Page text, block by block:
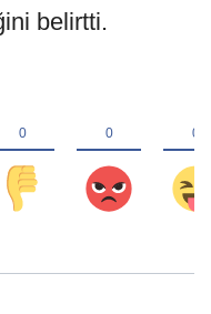
belirtti.